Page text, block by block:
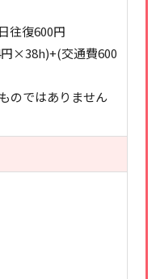
往復600円
×38h)+(交通費600
のではありません